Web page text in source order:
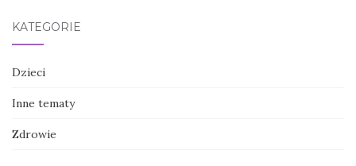
KATEGORIE
Dzieci
Inne tematy
Zdrowie